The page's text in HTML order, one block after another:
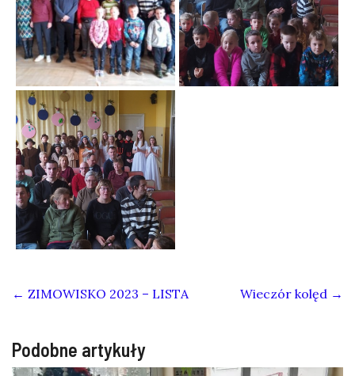
← ZIMOWISKO 2023 – LISTA Wieczór kolęd →
Podobne artykuły